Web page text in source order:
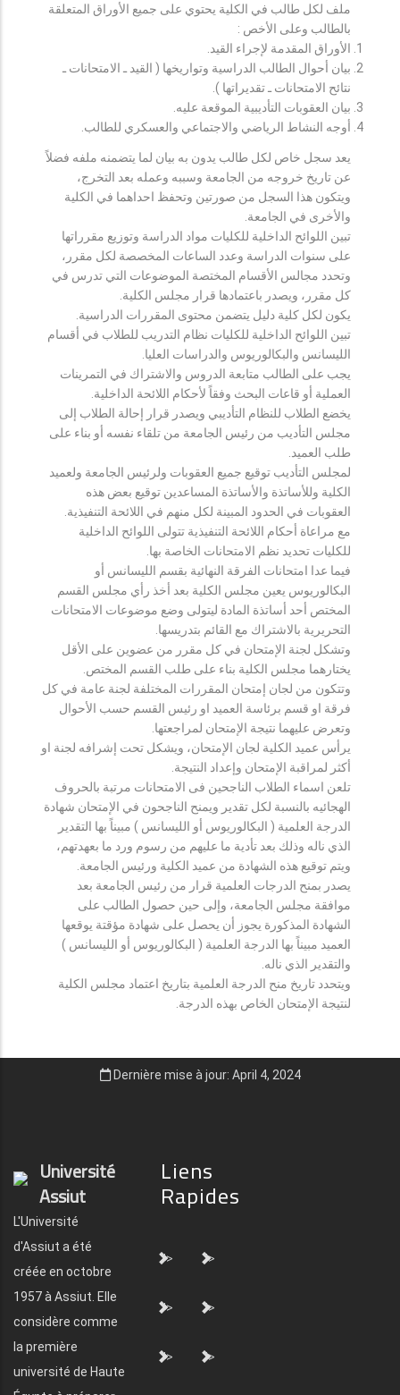
ملف لكل طالب في الكلية يحتوي على جميع الأوراق المتعلقة
بالطالب وعلى الأخص :
الأوراق المقدمة لإجراء القيد.
بيان أحوال الطالب الدراسية وتواريخها ( القيد ـ الامتحانات ـ
نتائح الامتحانات ـ تقديراتها ).
بيان العقوبات التأديبية الموقعة عليه.
أوجه النشاط الرياضي والاجتماعي والعسكري للطالب.
يعد سجل خاص لكل طالب يدون به بيان لما يتضمنه ملفه فضلاً
عن تاريخ خروجه من الجامعة وسببه وعمله بعد التخرج،
ويتكون هذا السجل من صورتين وتحفظ احداهما في الكلية
والأخرى في الجامعة.
تبين اللوائح الداخلية للكليات مواد الدراسة وتوزيع مقرراتها
على سنوات الدراسة وعدد الساعات المخصصة لكل مقرر،
وتحدد مجالس الأقسام المختصة الموضوعات التي تدرس في
كل مقرر، ويصدر باعتمادها قرار مجلس الكلية.
يكون لكل كلية دليل يتضمن محتوى المقررات الدراسية.
تبين اللوائح الداخلية للكليات نظام التدريب للطلاب في أقسام
الليسانس والبكالوريوس والدراسات العليا.
يجب على الطالب متابعة الدروس والاشتراك في التمرينات
العملية أو قاعات البحث وفقاً لأحكام اللائحة الداخلية.
يخضع الطلاب للنظام التأديبي ويصدر قرار إحالة الطلاب إلى
مجلس التأديب من رئيس الجامعة من تلقاء نفسه أو بناء على
طلب العميد.
لمجلس التأديب توقيع جميع العقوبات ولرئيس الجامعة ولعميد
الكلية وللأساتذة والأساتذة المساعدين توقيع بعض هذه
العقوبات في الحدود المبينة لكل منهم في اللائحة التنفيذية.
مع مراعاة أحكام اللائحة التنفيذية تتولى اللوائح الداخلية
للكليات تحديد نظم الامتحانات الخاصة بها.
فيما عدا امتحانات الفرقة النهائية بقسم الليسانس أو
البكالوريوس يعين مجلس الكلية بعد أخذ رأي مجلس القسم
المختص أحد أساتذة المادة ليتولى وضع موضوعات الامتحانات
التحريرية بالاشتراك مع القائم بتدريسها.
وتشكل لجنة الإمتحان في كل مقرر من عضوين على الأقل
يختارهما مجلس الكلية بناء على طلب القسم المختص.
وتتكون من لجان إمتحان المقررات المختلفة لجنة عامة في كل
فرقة او قسم برئاسة العميد او رئيس القسم حسب الأحوال
وتعرض عليهما نتيجة الإمتحان لمراجعتها.
يرأس عميد الكلية لجان الإمتحان، ويشكل تحت إشرافه لجنة او
أكثر لمراقبة الإمتحان وإعداد النتيجة.
تلعن اسماء الطلاب الناجحين فى الامتحانات مرتبة بالحروف
الهجائيه بالنسبة لكل تقدير ويمنح الناجحون في الإمتحان شهادة
الدرجة العلمية ( البكالوريوس أو الليسانس ) مبيناً بها التقدير
الذي ناله وذلك بعد تأدية ما عليهم من رسوم ورد ما بعهدتهم،
ويتم توقيع هذه الشهادة من عميد الكلية ورئيس الجامعة.
يصدر بمنح الدرجات العلمية قرار من رئيس الجامعة بعد
موافقة مجلس الجامعة، وإلى حين حصول الطالب على
الشهادة المذكورة يجوز أن يحصل على شهادة مؤقتة يوقعها
العميد مبيناً بها الدرجة العلمية ( البكالوريوس أو الليسانس )
والتقدير الذي ناله.
ويتحدد تاريخ منح الدرجة العلمية بتاريخ اعتماد مجلس الكلية
لنتيجة الإمتحان الخاص بهذه الدرجة.
Dernière mise à jour: April 4, 2024
Université
Assiut
L'Université
d'Assiut a été
créée en octobre
1957 à Assiut. Elle
considère comme
la première
université de Haute
Liens
Rapides
"> ">
"> ">
"> ">